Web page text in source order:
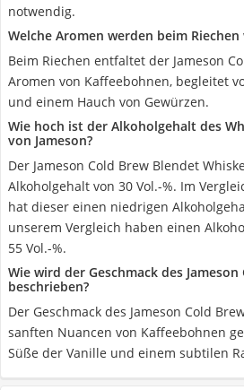
notwendig.
Welche Aromen werden beim
Beim Riechen entfaltet der Jameson
Aromen von Kaffeebohnen, begleitet
und einem Hauch von Gewürzen.
Wie hoch ist der Alkoholgehalt des
von Jameson?
Der Jameson Cold Brew Blendet
Alkoholgehalt von 30 Vol.-%. Im
hat dieser einen niedrigen
unserem Vergleich haben einen
55 Vol.-%.
Wie wird der Geschmack des
beschrieben?
Der Geschmack des Jameson Cold
sanften Nuancen von Kaffeebohnen
Süße der Vanille und einem subtilen